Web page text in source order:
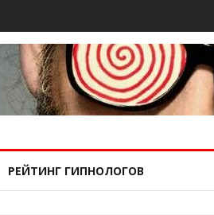
РЕЙТИНГ ГИПНОЛОГОВ